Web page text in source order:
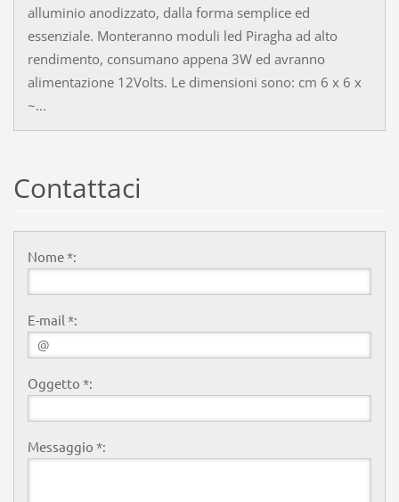
alluminio anodizzato, dalla forma semplice ed
essenziale. Monteranno moduli led Piragha ad alto
rendimento, consumano appena 3W ed avranno
alimentazione 12Volts. Le dimensioni sono: cm 6 x 6 x
~...
Contattaci
Nome *:
E-mail *:
Oggetto *:
Messaggio *: